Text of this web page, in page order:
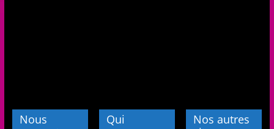
Nous
Qui
Nos autres